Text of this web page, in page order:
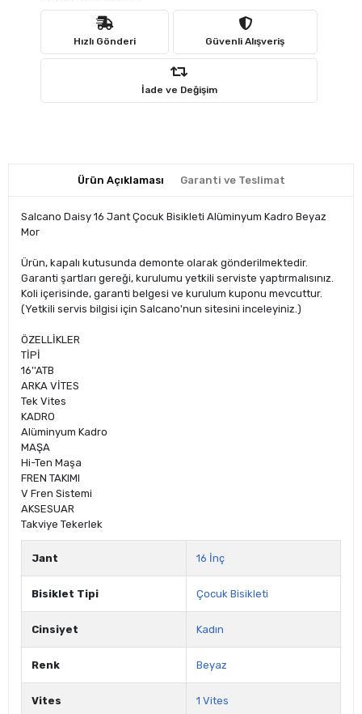
Hızlı Gönderi Güvenli Alışveriş
İade ve Değişim
Ürün Açıklaması Garanti ve Teslimat
Salcano Daisy 16 Jant Çocuk Bisikleti Alüminyum Kadro Beyaz
Mor
Ürün, kapalı kutusunda demonte olarak gönderilmektedir.
Garanti şartları gereği, kurulumu yetkili serviste yaptırmalısınız.
Koli içerisinde, garanti belgesi ve kurulum kuponu mevcuttur.
(Yetkili servis bilgisi için Salcano'nun sitesini inceleyiniz.)
ÖZELLİKLER
TİPİ
16''ATB
ARKA VİTES
Tek Vites
KADRO
Alüminyum Kadro
MAŞA
Hi-Ten Maşa
FREN TAKIMI
V Fren Sistemi
AKSESUAR
Takviye Tekerlek
Jant 16 İnç
Bisiklet Tipi Çocuk Bisikleti
Cinsiyet Kadın
Renk Beyaz
Vites 1 Vites